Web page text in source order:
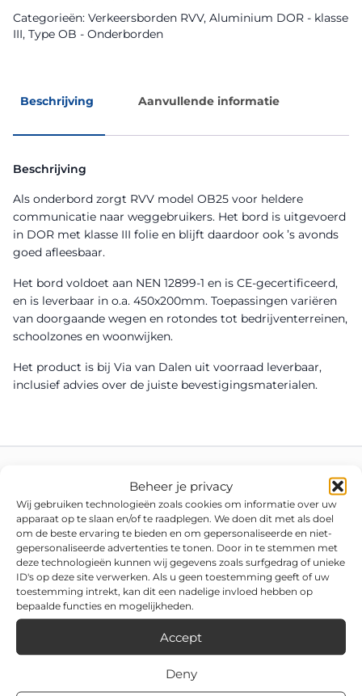
Beheer je privacy
Wij gebruiken technologieën zoals cookies om informatie over uw
apparaat op te slaan en/of te raadplegen. We doen dit met als doel
om de beste ervaring te bieden en om gepersonaliseerde en niet-
gepersonaliseerde advertenties te tonen. Door in te stemmen met
deze technologieën kunnen wij gegevens zoals surfgedrag of unieke
ID's op deze site verwerken. Als u geen toestemming geeft of uw
toestemming intrekt, kan dit een nadelige invloed hebben op
bepaalde functies en mogelijkheden.
Accept
Deny
Categorieën: Verkeersborden RVV, Aluminium DOR - klasse
III, Type OB - Onderborden
Beschrijving Aanvullende informatie
Beschrijving
Als onderbord zorgt RVV model OB25 voor heldere
communicatie naar weggebruikers. Het bord is uitgevoerd
in DOR met klasse III folie en blijft daardoor ook ’s avonds
goed afleesbaar.
Het bord voldoet aan NEN 12899-1 en is CE-gecertificeerd,
en is leverbaar in o.a. 450x200mm. Toepassingen variëren
van doorgaande wegen en rotondes tot bedrijventerreinen,
schoolzones en woonwijken.
Het product is bij Via van Dalen uit voorraad leverbaar,
inclusief advies over de juiste bevestigingsmaterialen.